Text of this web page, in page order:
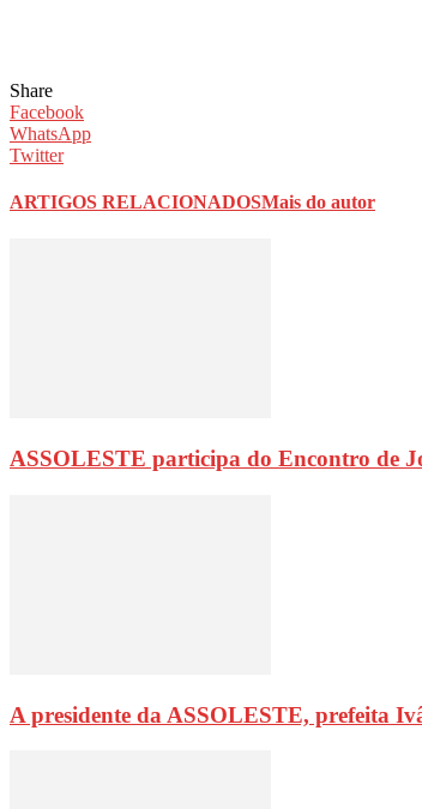
Share
Facebook
WhatsApp
Twitter
ARTIGOS RELACIONADOSMais do autor
ASSOLESTE participa do Encontro de
A presidente da ASSOLESTE, prefeita